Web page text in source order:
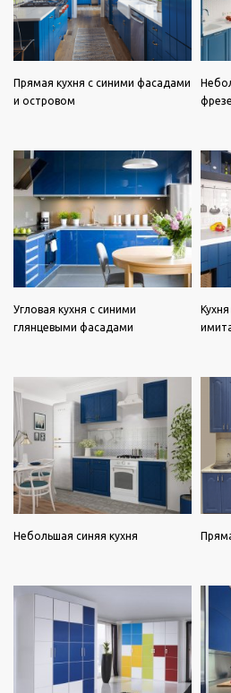
Прямая кухня с синими фасадами
и островом
Угловая кухня с синими
глянцевыми фасадами
Небольшая синяя кухня